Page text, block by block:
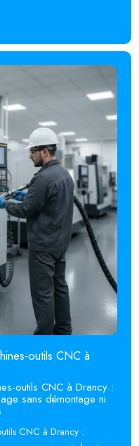
outils CNC à
outils CNC à Drancy :
sans démontage ni
CNC à Drancy :